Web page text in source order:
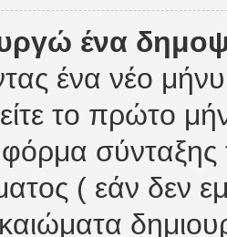
ένα
ένα νέο
το πρώτο
σύνταξης
( εάν δεν